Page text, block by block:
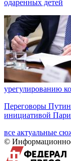
одаренных детей
урегулированию
Переговоры
инициативой
все актуальные
©